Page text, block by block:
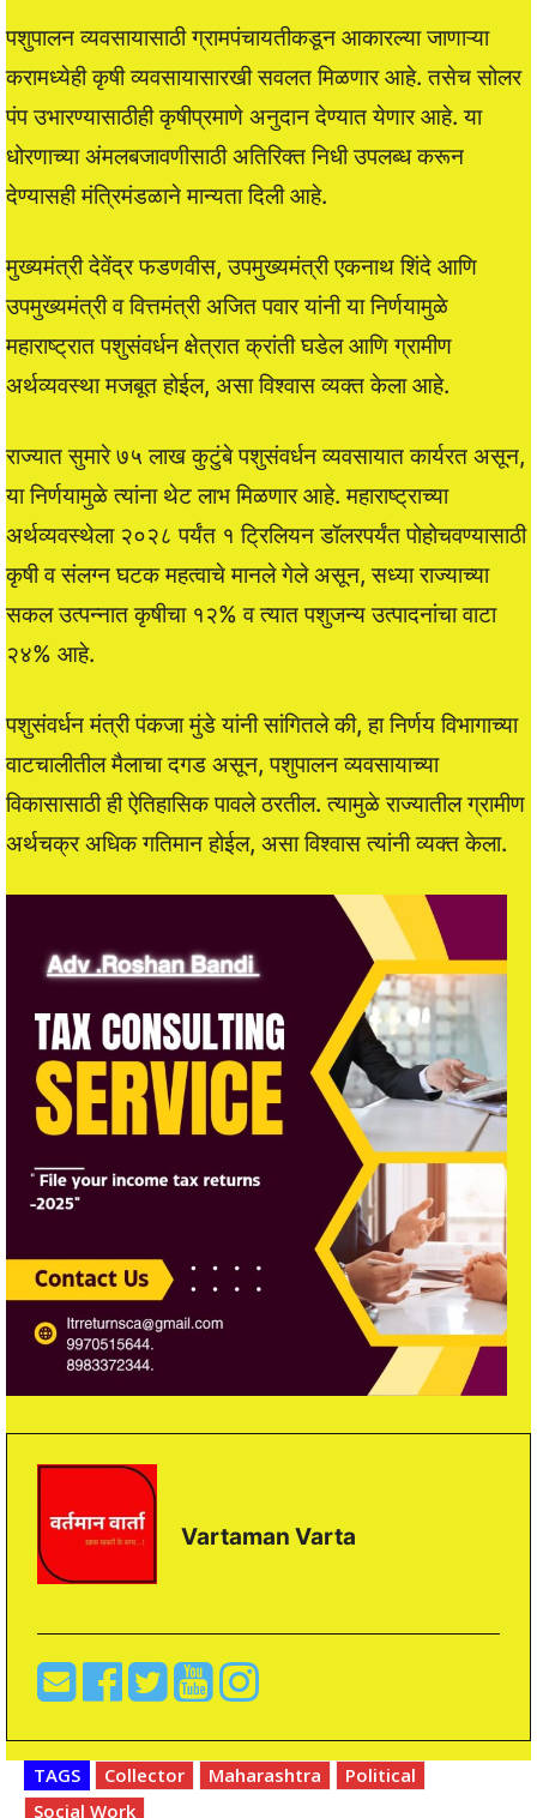
पशुपालन व्यवसायासाठी ग्रामपंचायतीकडून आकारल्या जाणाऱ्या
करामध्येही कृषी व्यवसायासारखी सवलत मिळणार आहे. तसेच सोलर
पंप उभारण्यासाठीही कृषीप्रमाणे अनुदान देण्यात येणार आहे. या
धोरणाच्या अंमलबजावणीसाठी अतिरिक्त निधी उपलब्ध करून
देण्यासही मंत्रिमंडळाने मान्यता दिली आहे.
मुख्यमंत्री देवेंद्र फडणवीस, उपमुख्यमंत्री एकनाथ शिंदे आणि
उपमुख्यमंत्री व वित्तमंत्री अजित पवार यांनी या निर्णयामुळे
महाराष्ट्रात पशुसंवर्धन क्षेत्रात क्रांती घडेल आणि ग्रामीण
अर्थव्यवस्था मजबूत होईल, असा विश्वास व्यक्त केला आहे.
राज्यात सुमारे ७५ लाख कुटुंबे पशुसंवर्धन व्यवसायात कार्यरत असून,
या निर्णयामुळे त्यांना थेट लाभ मिळणार आहे. महाराष्ट्राच्या
अर्थव्यवस्थेला २०२८ पर्यंत १ ट्रिलियन डॉलरपर्यंत पोहोचवण्यासाठी
कृषी व संलग्न घटक महत्वाचे मानले गेले असून, सध्या राज्याच्या
सकल उत्पन्नात कृषीचा १२% व त्यात पशुजन्य उत्पादनांचा वाटा
२४% आहे.
पशुसंवर्धन मंत्री पंकजा मुंडे यांनी सांगितले की, हा निर्णय विभागाच्या
वाटचालीतील मैलाचा दगड असून, पशुपालन व्यवसायाच्या
विकासासाठी ही ऐतिहासिक पावले ठरतील. त्यामुळे राज्यातील ग्रामीण
अर्थचक्र अधिक गतिमान होईल, असा विश्वास त्यांनी व्यक्त केला.
Vartaman Varta
TAGS Collector Maharashtra
Political
Social Work